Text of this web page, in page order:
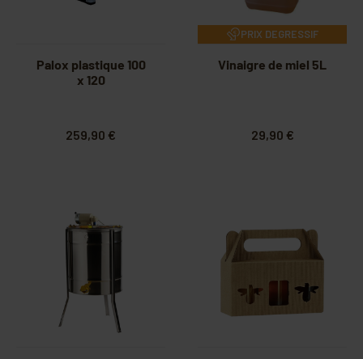
Palox plastique 100
x 120
259,90 €
PRIX DEGRESSIF
Vinaigre de miel 5L
29,90 €